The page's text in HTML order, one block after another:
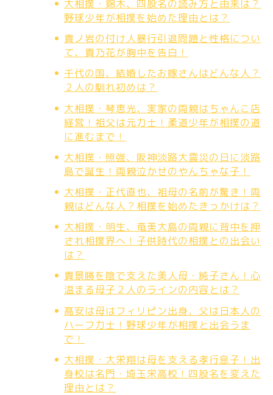
大相撲・錦木、四股名の読み方と由来は？
野球少年が相撲を始めた理由とは？
貴ノ岩の付け人暴行引退問題と性格につい
て、貴乃花が胸中を告白！
千代の国、結婚したお嫁さんはどんな人？
２人の馴れ初めは？
大相撲・琴恵光、実家の両親はちゃんこ店
経営！祖父は元力士！柔道少年が相撲の道
に進むまで！
大相撲・照強、阪神淡路大震災の日に淡路
島で誕生！両親泣かせのやんちゃな子！
大相撲・正代直也、祖母の名前が驚き！両
親はどんな人？相撲を始めたきっかけは？
大相撲・明生、奄美大島の両親に背中を押
され相撲界へ！子供時代の相撲との出会い
は？
貴景勝を陰で支えた美人母・純子さん！心
温まる母子２人のラインの内容とは？
髙安は母はフィリピン出身、父は日本人の
ハーフ力士！野球少年が相撲と出会うま
で！
大相撲・大栄翔は母を支える孝行息子！出
身校は名門・埼玉栄高校！四股名を変えた
理由とは？